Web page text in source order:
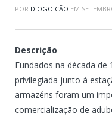
POR DIOGO CÃO EM
Descrição
Fundados na década
privilegiada junto à
armazéns foram um
comercialização de